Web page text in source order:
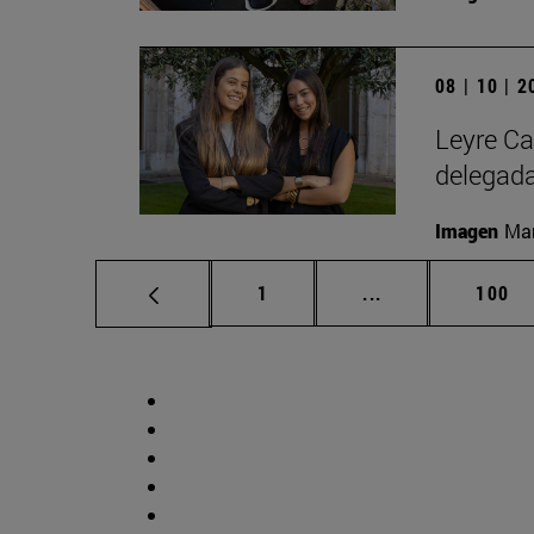
08 | 10 |
Leyre
Imagen
Página
1 ... Páginas Página
100